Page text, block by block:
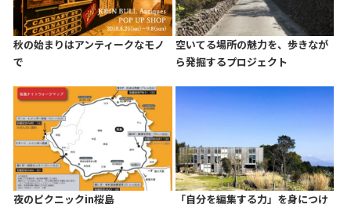
秋の始まりはアンティークなモノ
で
空いてる場所の魅力を、歩きなが
ら発掘するプロジェクト
夜のピクニックin桜島
「自分を編集する力」を身につけ